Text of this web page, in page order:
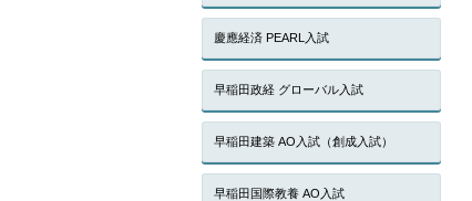
慶應経済 PEARL入試
早稲田政経 グローバル入試
早稲田建築 AO入試（創成入試）
早稲田国際教養 AO入試